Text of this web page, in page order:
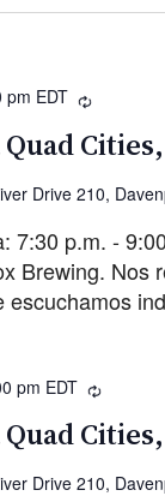
pm EDT Recurrente
Drive 210,
7:30 p.m. -
Brewing. Nos
escuchamos
pm EDT
Drive 210,